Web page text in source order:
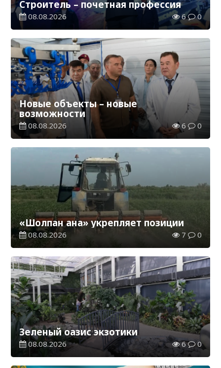
Строитель – почетная профессия
08.08.2026 6 0
Новые объекты – новые
возможности
08.08.2026 6 0
«Шолпан ана» укрепляет позиции
08.08.2026 7 0
Зеленый оазис экзотики
08.08.2026 6 0